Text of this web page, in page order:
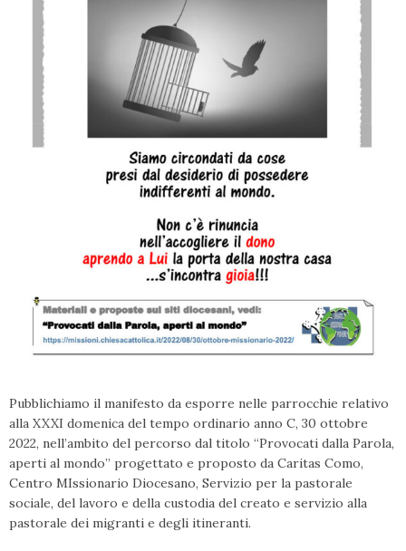
Pubblichiamo il manifesto da esporre nelle parrocchie relativo
alla XXXI domenica del tempo ordinario anno C, 30 ottobre
2022, nell’ambito del percorso dal titolo “Provocati dalla Parola,
aperti al mondo” progettato e proposto da Caritas Como,
Centro MIssionario Diocesano, Servizio per la pastorale
sociale, del lavoro e della custodia del creato e servizio alla
pastorale dei migranti e degli itineranti.